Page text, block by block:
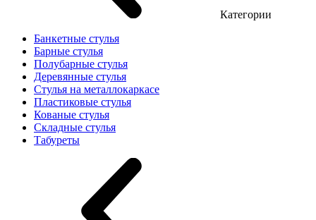
Категории
Банкетные стулья
Барные стулья
Полубарные стулья
Деревянные стулья
Стулья на металлокаркасе
Пластиковые стулья
Кованые стулья
Складные стулья
Табуреты